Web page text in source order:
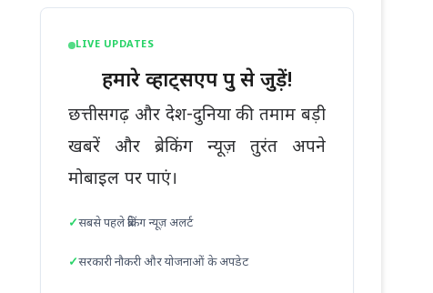
LIVE UPDATES
हमारे व्हाट्सएप ग्रुप से जुड़ें!
छत्तीसगढ़ और देश-दुनिया की तमाम बड़ी
खबरें और ब्रेकिंग न्यूज़ तुरंत अपने
मोबाइल पर पाएं।
सबसे पहले ब्रेकिंग न्यूज़ अलर्ट
सरकारी नौकरी और योजनाओं के अपडेट